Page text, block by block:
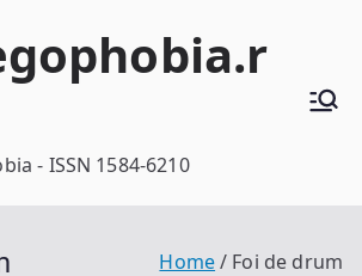
- ISSN 1584-6210
Home Foi de drum